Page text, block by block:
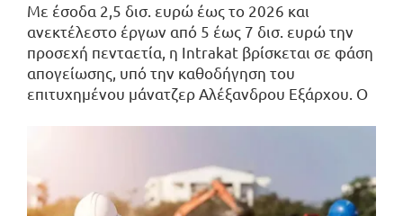
Με έσοδα 2,5 δισ. ευρώ έως το 2026 και
ανεκτέλεστο έργων από 5 έως 7 δισ. ευρώ την
προσεχή πενταετία, η Intrakat βρίσκεται σε φάση
απογείωσης, υπό την καθοδήγηση του
επιτυχημένου μάνατζερ Αλέξανδρου Εξάρχου. Ο